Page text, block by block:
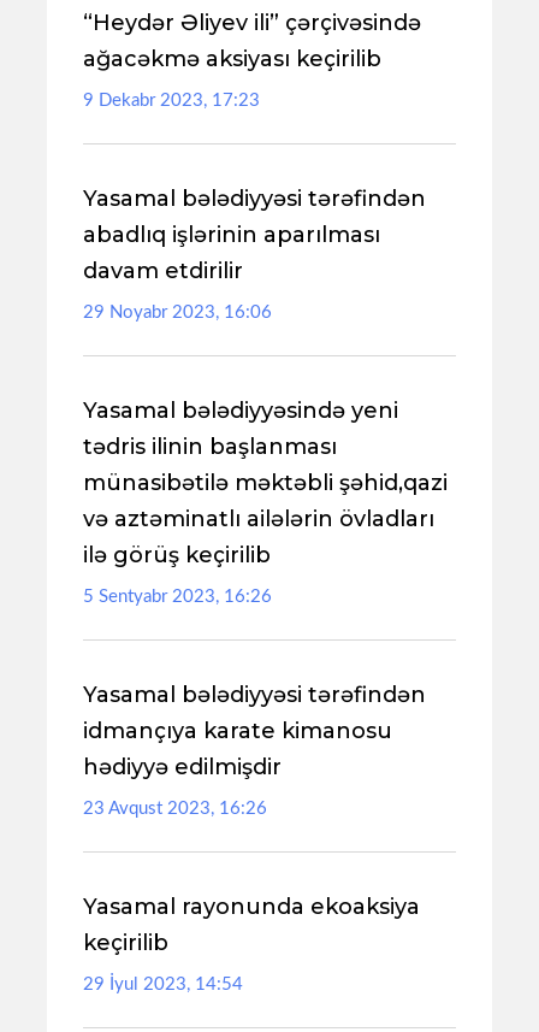
“Heydər Əliyev ili” çərçivəsində
ağacəkmə aksiyası keçirilib
9 Dekabr 2023, 17:23
Yasamal bələdiyyəsi tərəfindən
abadlıq işlərinin aparılması
davam etdirilir
29 Noyabr 2023, 16:06
Yasamal bələdiyyəsində yeni
tədris ilinin başlanması
münasibətilə məktəbli şəhid,qazi
və aztəminatlı ailələrin övladları
ilə görüş keçirilib
5 Sentyabr 2023, 16:26
Yasamal bələdiyyəsi tərəfindən
idmançıya karate kimanosu
hədiyyə edilmişdir
23 Avqust 2023, 16:26
Yasamal rayonunda ekoaksiya
keçirilib
29 İyul 2023, 14:54